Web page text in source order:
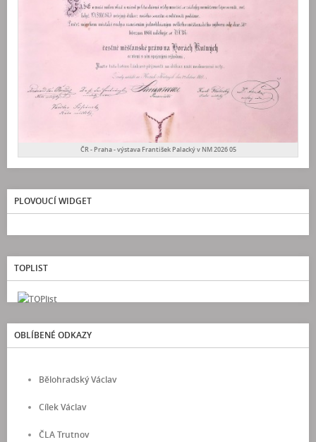
ČR - Praha - výstava František Palacký v NM 2026 05
PLOVOUCÍ WIDGET
TOPLIST
OBLÍBENÉ ODKAZY
Bělohradský Václav
Cílek Václav
ČLA Trutnov